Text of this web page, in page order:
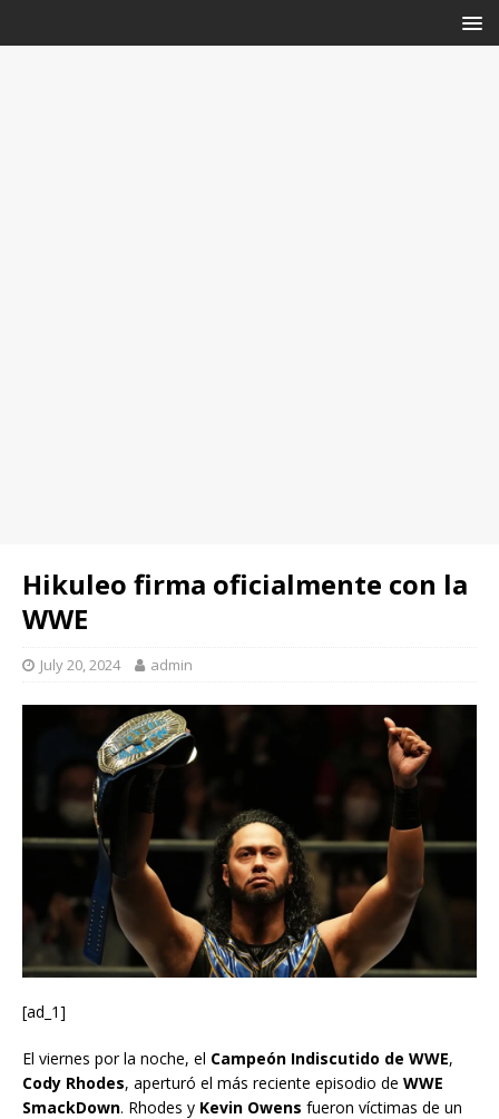
Hikuleo firma oficialmente con la
WWE
July 20, 2024 admin
[ad_1]
El viernes por la noche, el Campeón Indiscutido de WWE,
Cody Rhodes, aperturó el más reciente episodio de WWE
SmackDown. Rhodes y Kevin Owens fueron víctimas de un